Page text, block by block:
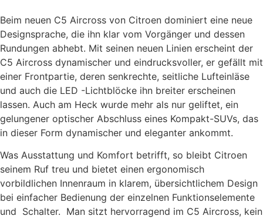
Beim neuen C5 Aircross von Citroen dominiert eine neue
Designsprache, die ihn klar vom Vorgänger und dessen
Rundungen abhebt. Mit seinen neuen Linien erscheint der
C5 Aircross dynamischer und eindrucksvoller, er gefällt mit
einer Frontpartie, deren senkrechte, seitliche Lufteinläse
und auch die LED -Lichtblöcke ihn breiter erscheinen
lassen. Auch am Heck wurde mehr als nur geliftet, ein
gelungener optischer Abschluss eines Kompakt-SUVs, das
in dieser Form dynamischer und eleganter ankommt.
Was Ausstattung und Komfort betrifft, so bleibt Citroen
seinem Ruf treu und bietet einen ergonomisch
vorbildlichen Innenraum in klarem, übersichtlichem Design
bei einfacher Bedienung der einzelnen Funktionselemente
und Schalter. Man sitzt hervorragend im C5 Aircross, kein